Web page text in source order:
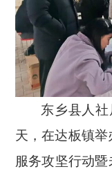
东乡县人
天，在达板镇
服务攻坚行动